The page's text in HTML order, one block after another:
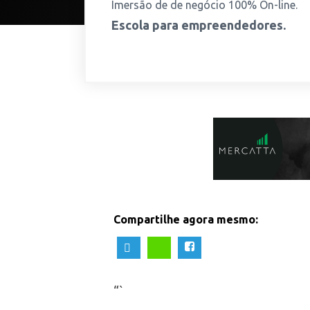
Imersão de de negócio 100% On-line.
Escola para empreendedores.
Compartilhe agora mesmo:
“`